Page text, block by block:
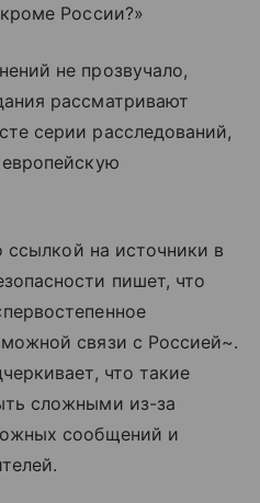
России?»
не прозвучало,
рассматривают
серии расследований,
ссылкой на источники в
пишет, что
связи с Россией~.
что такие
сложными из-за
сообщений и